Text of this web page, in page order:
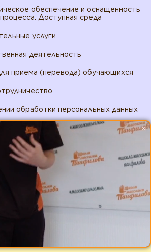
обеспечение и оснащенность
Доступная среда
услуги
деятельность
приема (перевода) обучающихся
обработки персональных данных
оферты ООО ШМП
Все права защищены
×
cookies для улучшения
на нашем сайте Вы
использования файлов